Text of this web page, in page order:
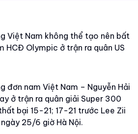
Việt Nam không thể tạo nên bất
HCĐ Olympic ở trận ra quân US
đơn nam Việt Nam – Nguyễn Hải
ở trận ra quân giải Super 300
bại 15-21; 17-21 trước Lee Zii
25/6 giờ Hà Nội.